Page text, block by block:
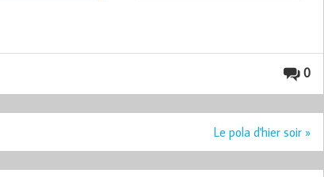
0
Le pola d'hier soir »